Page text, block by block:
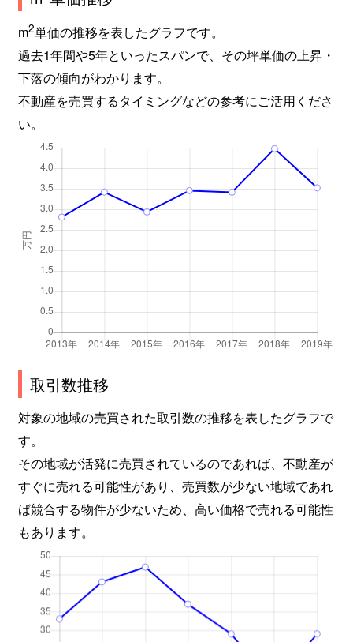
m2単価の推移を表したグラフです。
過去1年間や5年といったスパンで、その坪単価の上昇・
下落の傾向がわかります。
不動産を売買するタイミングなどの参考にご活用くださ
い。
取引数推移
対象の地域の売買された取引数の推移を表したグラフで
す。
その地域が活発に売買されているのであれば、不動産が
すぐに売れる可能性があり、売買数が少ない地域であれ
ば競合する物件が少ないため、高い価格で売れる可能性
もあります。